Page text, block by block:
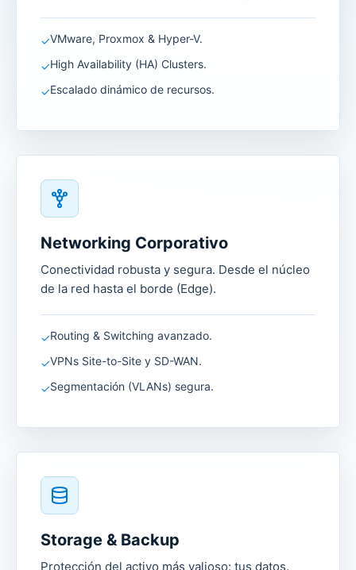
✓VMware, Proxmox & Hyper-V.
✓High Availability (HA) Clusters.
✓Escalado dinámico de recursos.
Networking Corporativo
Conectividad robusta y segura. Desde el núcleo
de la red hasta el borde (Edge).
✓Routing & Switching avanzado.
✓VPNs Site-to-Site y SD-WAN.
✓Segmentación (VLANs) segura.
Storage & Backup
Protección del activo más valioso: tus datos.